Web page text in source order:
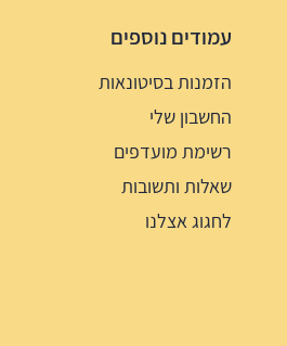
עמודים נוספים
הזמנות בסיטונאות
החשבון שלי
רשימת מועדפים
שאלות ותשובות
לחגוג אצלנו